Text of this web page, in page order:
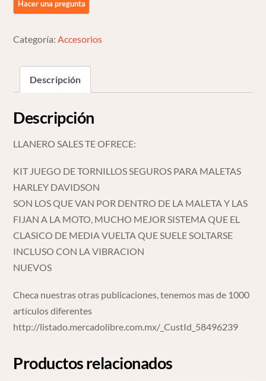
Rigidas
Harley
cantidad
Categoría:Accesorios
Descripción
Descripción
LLANERO SALES TE OFRECE:
KIT JUEGO DE TORNILLOS SEGUROS PARA MALETAS
HARLEY DAVIDSON
SON LOS QUE VAN POR DENTRO DE LA MALETA Y LAS
FIJAN A LA MOTO, MUCHO MEJOR SISTEMA QUE EL
CLASICO DE MEDIA VUELTA QUE SUELE SOLTARSE
INCLUSO CON LA VIBRACION
NUEVOS
Checa nuestras otras publicaciones, tenemos mas de 1000
artículos diferentes
http://listado.mercadolibre.com.mx/_CustId_58496239
Productos relacionados